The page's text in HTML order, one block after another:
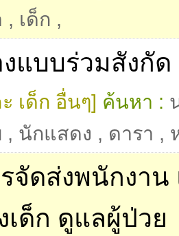
, เด็ก ,
แบบร่วมสังกัด
เด็ก อื่นๆ] ค้นหา :
, นักแสดง , ดารา ,
จัดส่งพนักงา
เด็ก ดูแลผู้ป่วย